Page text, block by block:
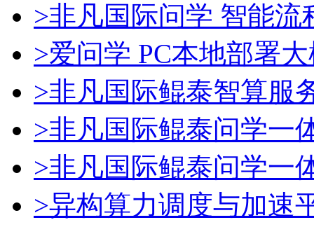
>非凡国际问学 智能流
>爱问学 PC本地部署
>非凡国际鲲泰智算服
>非凡国际鲲泰问学一
>非凡国际鲲泰问学一
>异构算力调度与加速